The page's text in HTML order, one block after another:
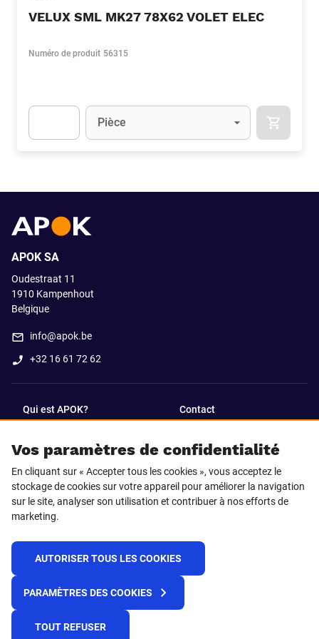
VELUX SML MK27 78X62 VOLET ELEC
Numéro de produit 56315
Unité
Pièce
Vos paramètres de confidentialité
En cliquant sur « Accepter tous les cookies », vous acceptez le
stockage de cookies sur votre appareil pour améliorer la navigation
sur le site, analyser son utilisation et contribuer à nos efforts de
marketing.
AUTORISER TOUS LES COOKIES
PARAMÈTRES DES COOKIES
TOUT REFUSER
APOK SA
Oudestraat 11
1910 Kampenhout
Belgique
info@apok.be
+32 16 61 72 62
Qui est APOK? Contact
SUIVEZ-NOUS SUR
Facebook LinkedIn
© 2025 APOK